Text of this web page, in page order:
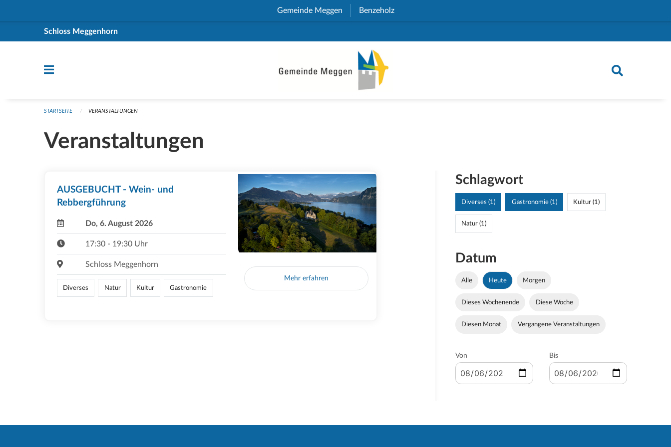
Gemeinde Meggen (External Link)
Benzeholz(External Link)
Schloss Meggenhorn
STARTSEITE VERANSTALTUNGEN
Veranstaltungen
AUSGEBUCHT - Wein- und
Rebbergführung
Do, 6. August 2026
17:30 - 19:30 Uhr
Schloss Meggenhorn
Diverses Natur Kultur Gastronomie
Mehr erfahren
Schlagwort
Diverses (1) Gastronomie (1) Kultur (1)
Natur (1)
Datum
Alle Heute Morgen
Dieses Wochenende Diese Woche
Diesen Monat Vergangene Veranstaltungen
Von Bis